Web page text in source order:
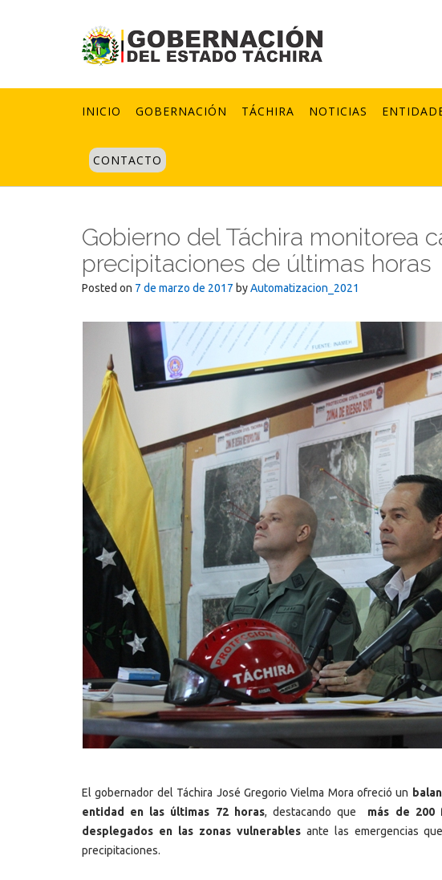
INICIO GOBERNACIÓN TÁCHIRA NOTICIAS
CONTACTO
Gobierno del Táchira monitorea
precipitaciones de últimas horas
Posted on 7 de marzo de 2017 byAutomatizacion_2021
El gobernador del Táchira José Gregorio Vielma Mora ofreció un
entidad en las últimas 72 horas, destacando que más de 200
desplegados en las zonas vulnerablesante las emergencias
precipitaciones.